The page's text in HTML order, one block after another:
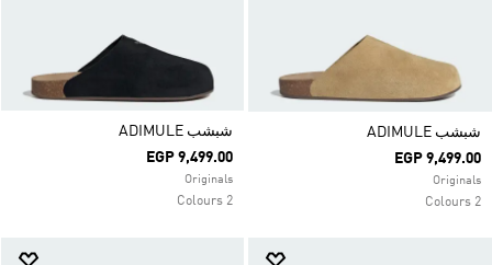
شبشب ADIMULE
EGP 9,499.00
Originals
2 Colours
شبشب ADIMULE
EGP 9,499.00
Originals
2 Colours